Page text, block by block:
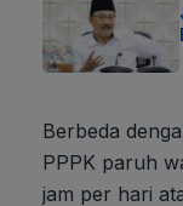
Berbeda
PPPK paruh
jam per hari